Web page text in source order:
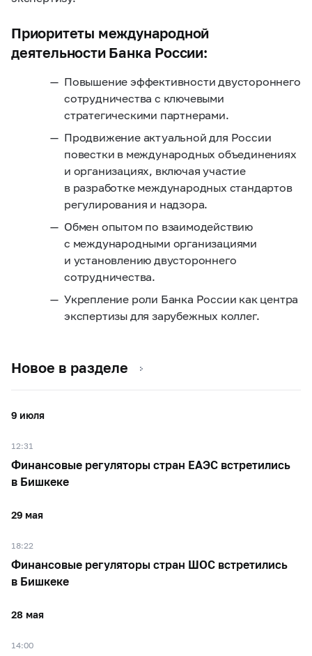
Приоритеты международной
деятельности Банка России:
Повышение эффективности двустороннего
сотрудничества с ключевыми
стратегическими партнерами.
Продвижение актуальной для России
повестки в международных объединениях
и организациях, включая участие
в разработке международных стандартов
регулирования и надзора.
Обмен опытом по взаимодействию
с международными организациями
и установлению двустороннего
сотрудничества.
Укрепление роли Банка России как центра
экспертизы для зарубежных коллег.
Новое в разделе
9 июля
12:31
Финансовые регуляторы стран ЕАЭС встретились
в Бишкеке
29 мая
18:22
Финансовые регуляторы стран ШОС встретились
в Бишкеке
28 мая
14:00